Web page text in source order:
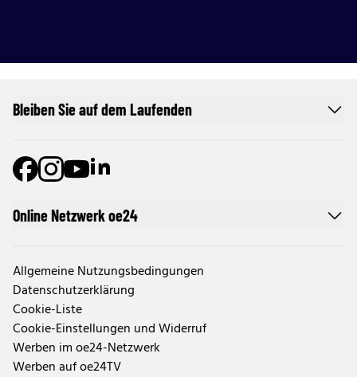
Online Netzwerk oe24
Allgemeine Nutzungsbedingungen
Datenschutzerklärung
Cookie-Liste
Cookie-Einstellungen und Widerruf
Werben im oe24-Netzwerk
Werben auf oe24TV
Bleiben Sie auf dem Laufenden